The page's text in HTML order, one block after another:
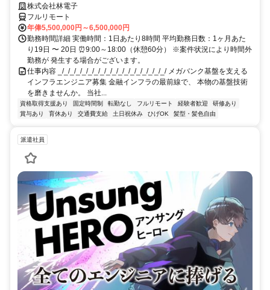
株式会社林電子
フルリモート
年俸5,500,000円～6,500,000円
勤務時間詳細 実働時間：1日あたり8時間 平均勤務日数：1ヶ月あた
り19日 〜 20日 ⏰9:00～18:00（休憩60分） ※案件状況により時間外
勤務が 発生する場合がございます。
仕事内容 _/_/_/_/_/_/_/_/_/_/_/_/_/_/_/_/_/_/ メガバンク基盤を支える
インフラエンジニア募集 金融インフラの最前線で、 本物の基盤技術
を磨きませんか。 当社...
資格取得支援あり 固定時間制 転勤なし フルリモート 経験者歓迎
研修あり
賞与あり
育休あり 交通費支給 土日祝休み ひげOK 髪型・髪色自由
派遣社員